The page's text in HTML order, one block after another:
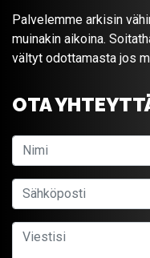
Palvelemme arkisin
muinakin aikoina.
vältyt odottamasta jos
OTA